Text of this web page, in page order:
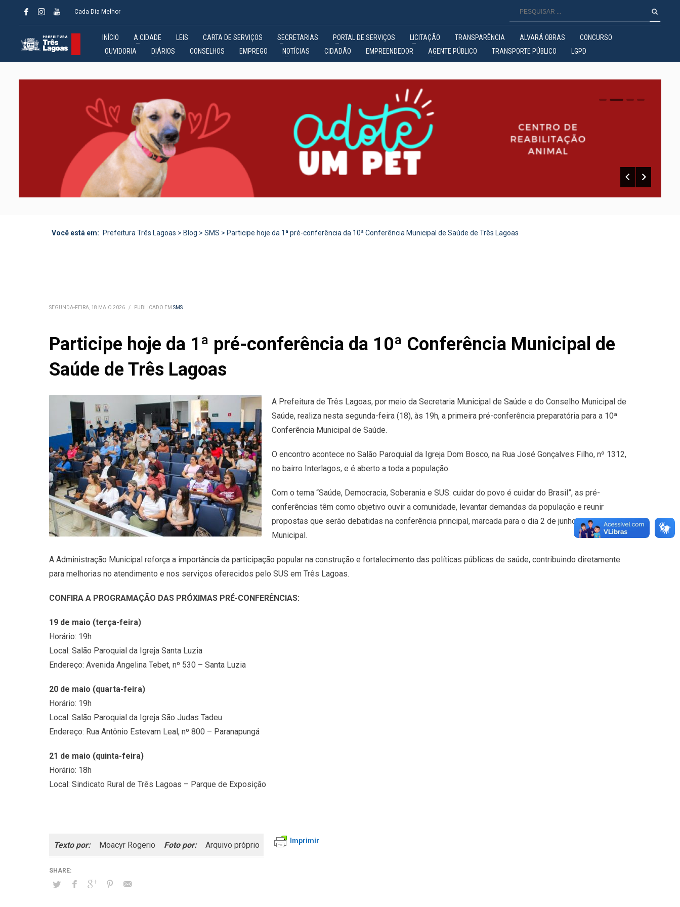
Cada Dia Melhor
INÍCIO A CIDADE LEIS CARTA DE SERVIÇOS SECRETARIAS PORTAL DE SERVIÇOS LICITAÇÃO TRANSPARÊNCIA ALVARÁ OBRAS
CONCURSO
OUVIDORIA
DIÁRIOS CONSELHOS EMPREGO NOTÍCIAS CIDADÃO EMPREENDEDOR AGENTE PÚBLICO TRANSPORTE PÚBLICO LGPD
0 1 2
Você está em: Prefeitura Três Lagoas > Blog > SMS > Participe hoje da 1ª pré-conferência da 10ª Conferência Municipal de Saúde de Três Lagoas
SEGUNDA-FEIRA, 18 MAIO 2026 / PUBLICADO EM SMS
Participe hoje da 1ª pré-conferência da 10ª Conferência Municipal de
Saúde de Três Lagoas
A Prefeitura de Três Lagoas, por meio da Secretaria Municipal de Saúde e do Conselho Municipal de
Saúde, realiza nesta segunda-feira (18), às 19h, a primeira pré-conferência preparatória para a 10ª
Conferência Municipal de Saúde.
O encontro acontece no Salão Paroquial da Igreja Dom Bosco, na Rua José Gonçalves Filho, nº 1312,
no bairro Interlagos, e é aberto a toda a população.
Com o tema “Saúde, Democracia, Soberania e SUS: cuidar do povo é cuidar do Brasil”, as pré-
conferências têm como objetivo ouvir a comunidade, levantar demandas da população e reunir
propostas que serão debatidas na conferência principal, marcada para o dia 2 de junho, na Câmara
Municipal.
A Administração Municipal reforça a importância da participação popular na construção e fortalecimento das políticas públicas de saúde, contribuindo diretamente
para melhorias no atendimento e nos serviços oferecidos pelo SUS em Três Lagoas.
CONFIRA A PROGRAMAÇÃO DAS PRÓXIMAS PRÉ-CONFERÊNCIAS:
19 de maio (terça-feira)
Horário: 19h
Local: Salão Paroquial da Igreja Santa Luzia
Endereço: Avenida Angelina Tebet, nº 530 – Santa Luzia
20 de maio (quarta-feira)
Horário: 19h
Local: Salão Paroquial da Igreja São Judas Tadeu
Endereço: Rua Antônio Estevam Leal, nº 800 – Paranapungá
21 de maio (quinta-feira)
Horário: 18h
Local: Sindicato Rural de Três Lagoas – Parque de Exposição
Texto por: Moacyr Rogerio Foto por: Arquivo próprio Imprimir